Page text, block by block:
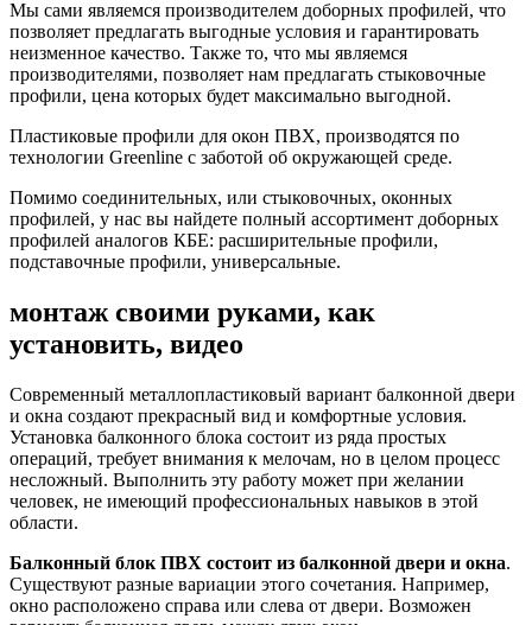
Мы сами являемся производителем доборных профилей, что
позволяет предлагать выгодные условия и гарантировать
неизменное качество. Также то, что мы являемся
производителями, позволяет нам предлагать стыковочные
профили, цена которых будет максимально выгодной.
Пластиковые профили для окон ПВХ, производятся по
технологии Greenline с заботой об окружающей среде.
Помимо соединительных, или стыковочных, оконных
профилей, у нас вы найдете полный ассортимент доборных
профилей аналогов КБЕ: расширительные профили,
подставочные профили, универсальные.
монтаж своими руками, как
установить, видео
Современный металлопластиковый вариант балконной двери
и окна создают прекрасный вид и комфортные условия.
Установка балконного блока состоит из ряда простых
операций, требует внимания к мелочам, но в целом процесс
несложный. Выполнить эту работу может при желании
человек, не имеющий профессиональных навыков в этой
области.
Балконный блок ПВХ состоит из балконной двери и окна.
Существуют разные вариации этого сочетания. Например,
окно расположено справа или слева от двери. Возможен